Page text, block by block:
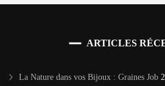
ARTICLES
La Nature dans vos Bijoux : Graines Job